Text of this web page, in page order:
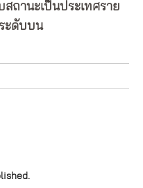
สถานะเป็นประเทศราย
ะดับบน